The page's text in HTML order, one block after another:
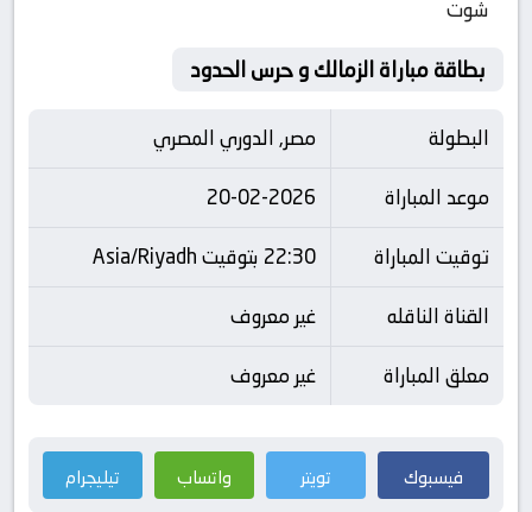
شوت
بطاقة مباراة الزمالك و حرس الحدود
البطولة
مصر, الدوري المصري
موعد المباراة
20-02-2026
توقيت المباراة
22:30 بتوقيت Asia/Riyadh
القناة الناقله
غير معروف
معلق المباراة
غير معروف
فيسبوك تويتر واتساب تيليجرام